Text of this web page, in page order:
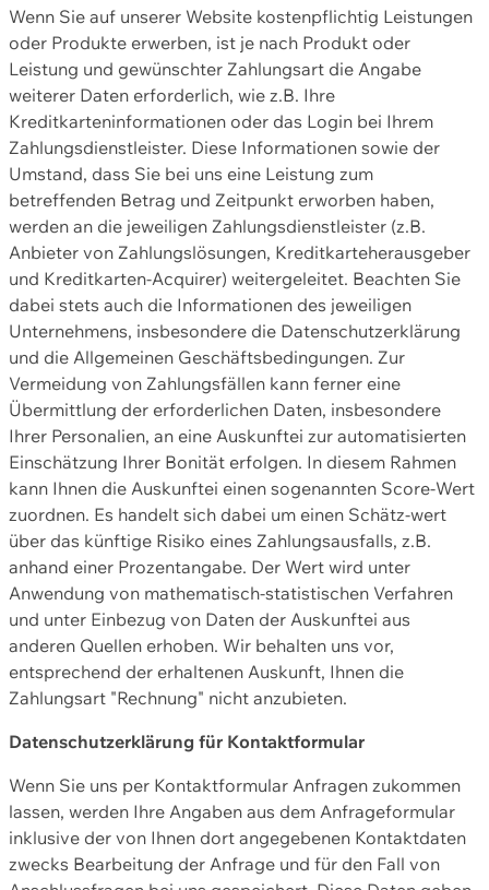
Wenn Sie auf unserer Website kostenpflichtig Leistungen
oder Produkte erwerben, ist je nach Produkt oder
Leistung und gewünschter Zahlungsart die Angabe
weiterer Daten erforderlich, wie z.B. Ihre
Kreditkarteninformationen oder das Login bei Ihrem
Zahlungsdienstleister. Diese Informationen sowie der
Umstand, dass Sie bei uns eine Leistung zum
betreffenden Betrag und Zeitpunkt erworben haben,
werden an die jeweiligen Zahlungsdienstleister (z.B.
Anbieter von Zahlungslösungen, Kreditkarteherausgeber
und Kreditkarten-Acquirer) weitergeleitet. Beachten Sie
dabei stets auch die Informationen des jeweiligen
Unternehmens, insbesondere die Datenschutzerklärung
und die Allgemeinen Geschäftsbedingungen. Zur
Vermeidung von Zahlungsfällen kann ferner eine
Übermittlung der erforderlichen Daten, insbesondere
Ihrer Personalien, an eine Auskunftei zur automatisierten
Einschätzung Ihrer Bonität erfolgen. In diesem Rahmen
kann Ihnen die Auskunftei einen sogenannten Score-Wert
zuordnen. Es handelt sich dabei um einen Schätz-wert
über das künftige Risiko eines Zahlungsausfalls, z.B.
anhand einer Prozentangabe. Der Wert wird unter
Anwendung von mathematisch-statistischen Verfahren
und unter Einbezug von Daten der Auskunftei aus
anderen Quellen erhoben. Wir behalten uns vor,
entsprechend der erhaltenen Auskunft, Ihnen die
Zahlungsart "Rechnung" nicht anzubieten.
Datenschutzerklärung für Kontaktformular
Wenn Sie uns per Kontaktformular Anfragen zukommen
lassen, werden Ihre Angaben aus dem Anfrageformular
inklusive der von Ihnen dort angegebenen Kontaktdaten
zwecks Bearbeitung der Anfrage und für den Fall von